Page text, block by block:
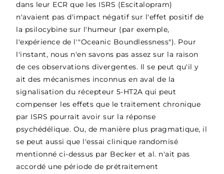
dans leur ECR que les ISRS (Escitalopram)
n'avaient pas d'impact négatif sur l'effet positif de
la psilocybine sur l'humeur (par exemple,
l'expérience de l'"Oceanic Boundlessness"). Pour
l'instant, nous n'en savons pas assez sur la raison
de ces observations divergentes. Il se peut qu'il y
ait des mécanismes inconnus en avalde la
signalisation du récepteur 5-HT2A qui peut
compenser les effets que le traitement chronique
par ISRS pourrait avoir sur la réponse
psychédélique. Ou, de manière plus pragmatique, il
se peut aussi que l'essai clinique randomisé
mentionné ci-dessus par Becker et al. n'ait pas
accordé une période de prétraitement